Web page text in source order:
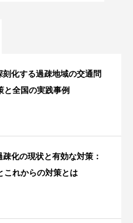
刻化する過疎地域の交通問
と全国の実践事例
疎化の現状と有効な対策：
これからの対策とは